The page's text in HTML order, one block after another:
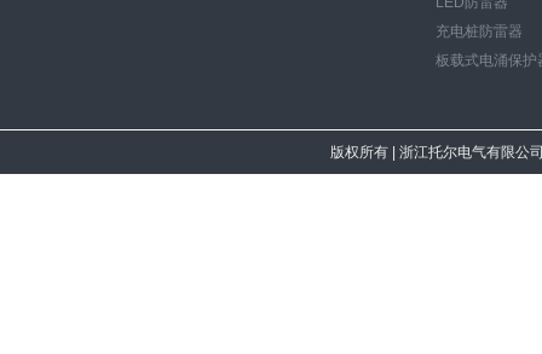
充电桩防雷器
板载式电涌保护
版权所有| 浙江托尔电气有限公